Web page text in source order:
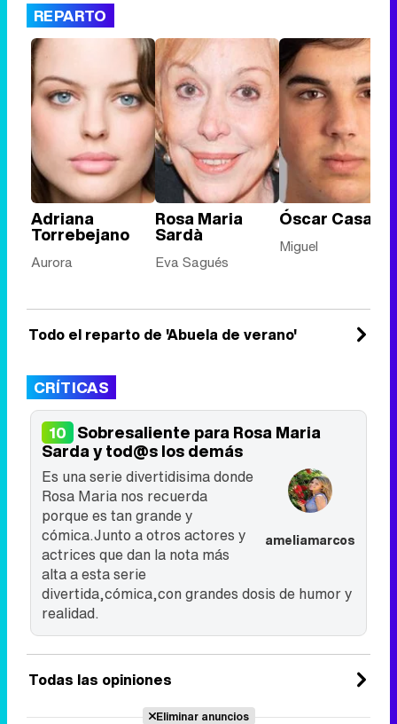
REPARTO
Adriana
Torrebejano
Aurora
Rosa Maria
Sardà
Eva Sagués
Óscar Casas
Miguel
Todo el reparto de 'Abuela de verano'
CRÍTICAS
10 Sobresaliente para Rosa Maria
Sarda y tod@s los demás
ameliamarcos
Es una serie divertidisima donde
Rosa Maria nos recuerda
porque es tan grande y
cómica.Junto a otros actores y
actrices que dan la nota más
alta a esta serie
divertida,cómica,con grandes dosis de humor y
realidad.
Todas las opiniones
Eliminar anuncios